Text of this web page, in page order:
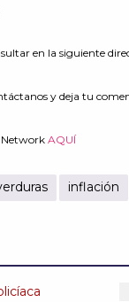
en la siguiente
y deja tu
NetworkAQUÍ
inflación